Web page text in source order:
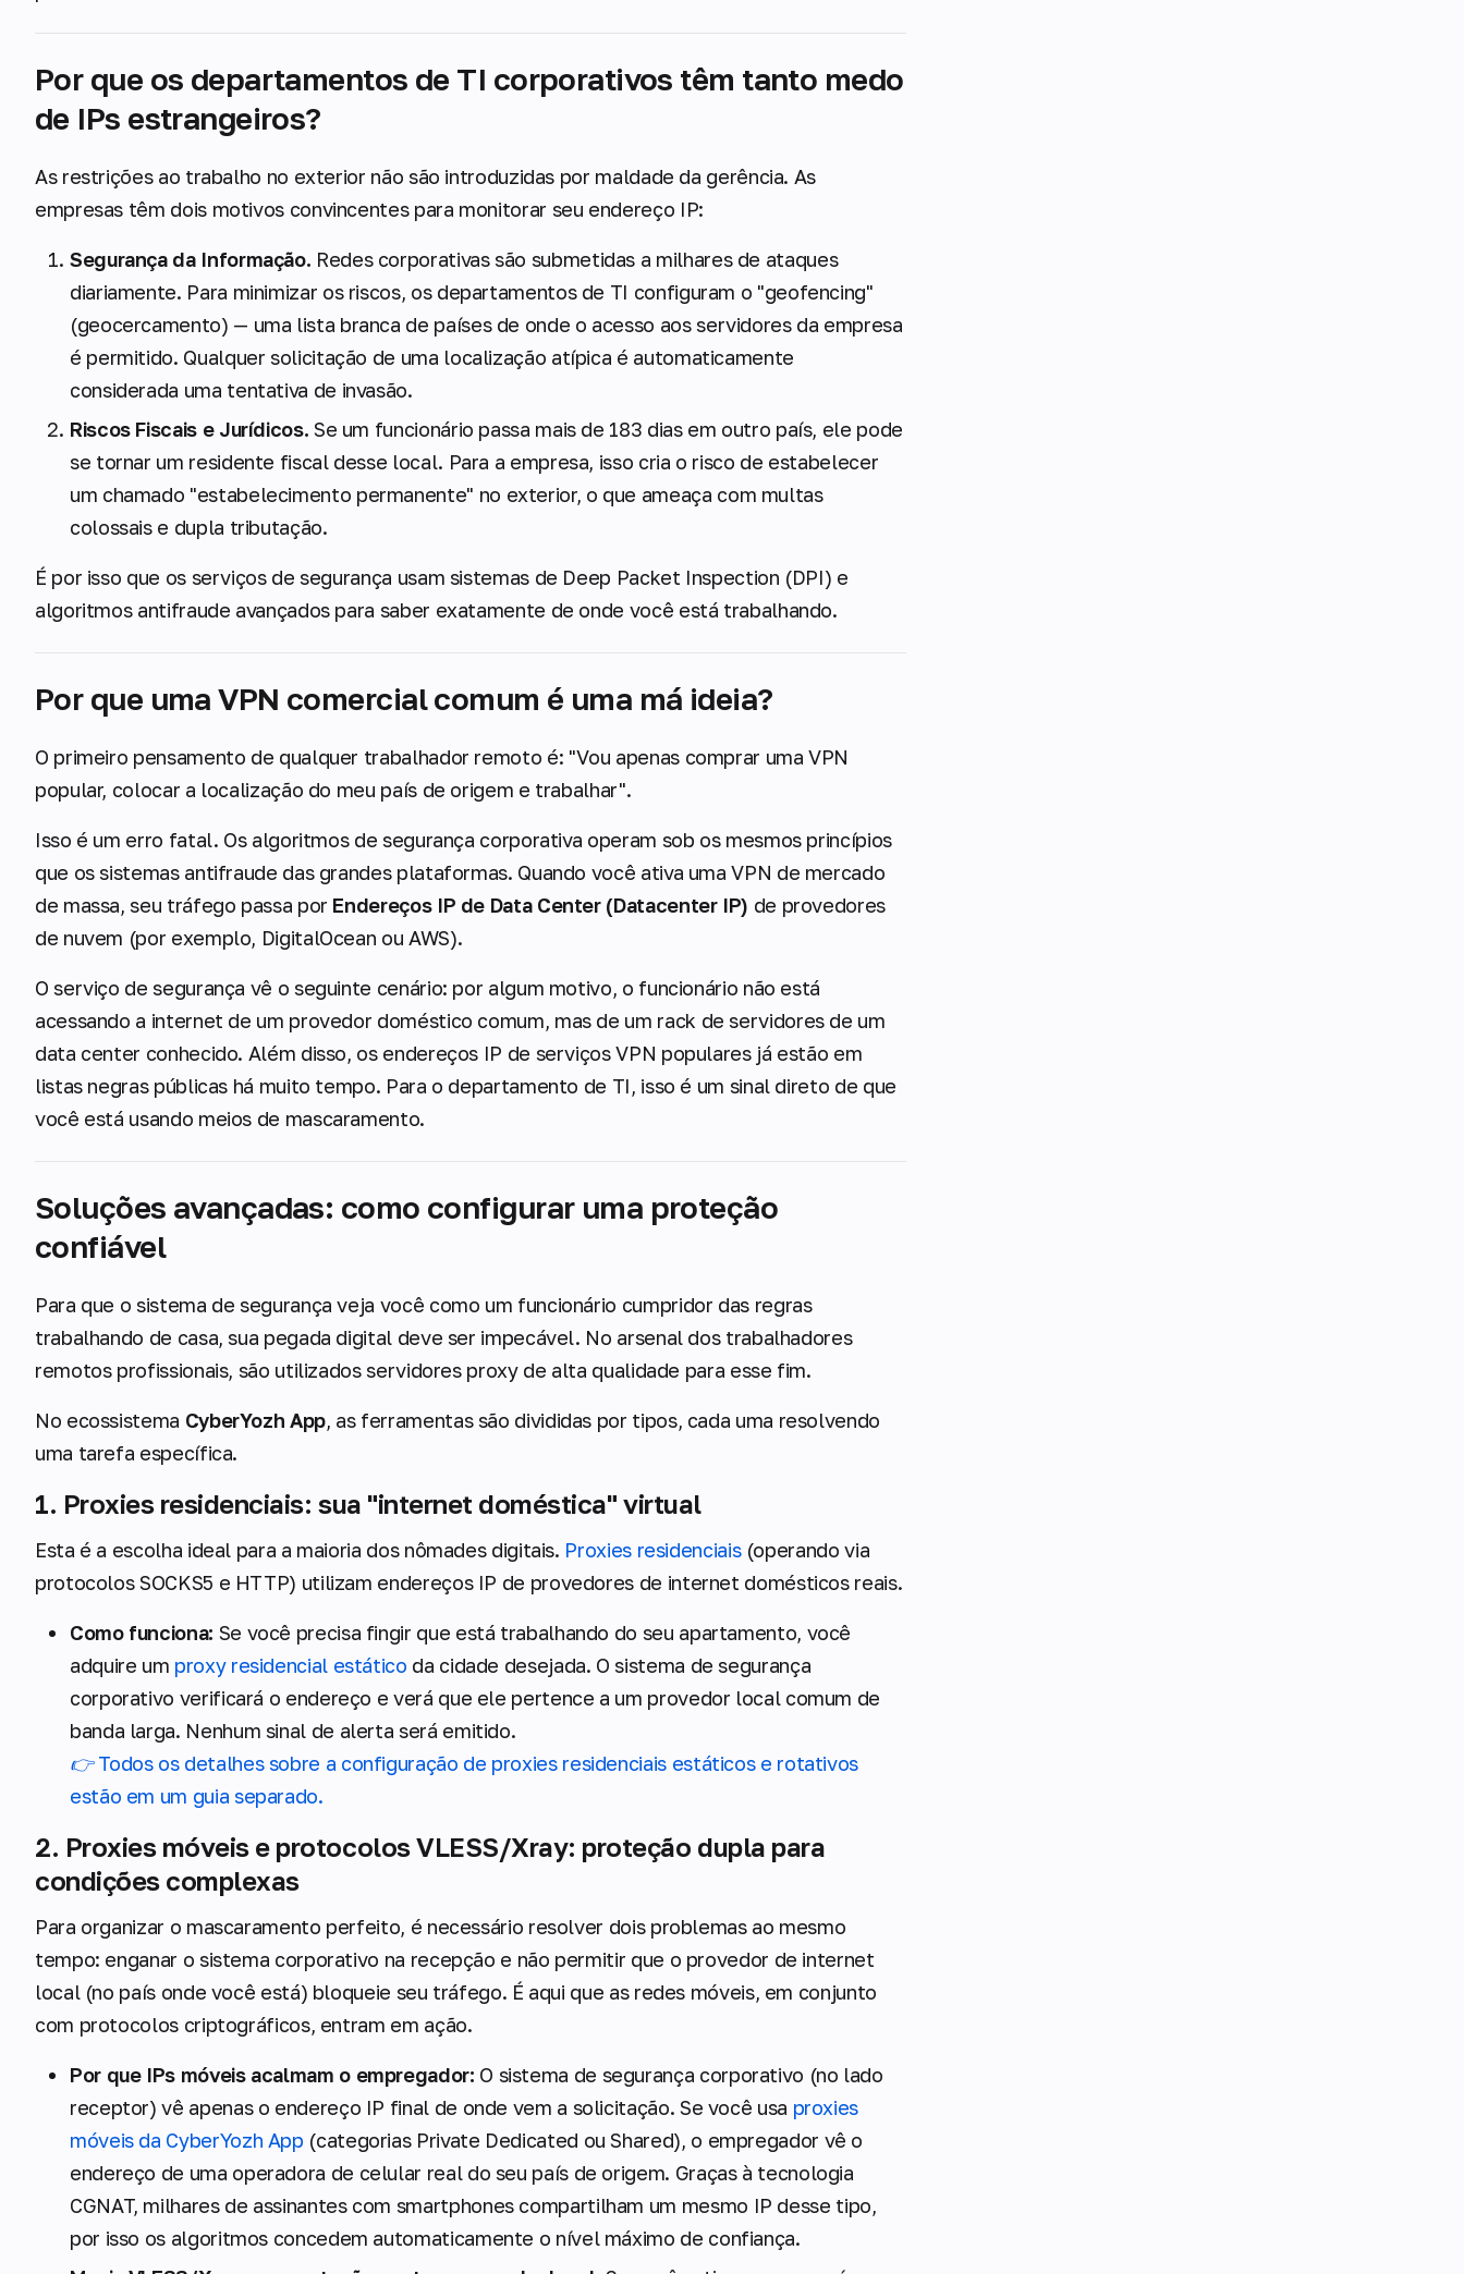
Por que os departamentos de TI corporativos têm tanto medo
de IPs estrangeiros?
As restrições ao trabalho no exterior não são introduzidas por maldade da gerência. As
empresas têm dois motivos convincentes para monitorar seu endereço IP:
Segurança da Informação. Redes corporativas são submetidas a milhares de ataques
diariamente. Para minimizar os riscos, os departamentos de TI configuram o "geofencing"
(geocercamento) — uma lista branca de países de onde o acesso aos servidores da empresa
é permitido. Qualquer solicitação de uma localização atípica é automaticamente
considerada uma tentativa de invasão.
Riscos Fiscais e Jurídicos. Se um funcionário passa mais de 183 dias em outro país, ele pode
se tornar um residente fiscal desse local. Para a empresa, isso cria o risco de estabelecer
um chamado "estabelecimento permanente" no exterior, o que ameaça com multas
colossais e dupla tributação.
É por isso que os serviços de segurança usam sistemas de Deep Packet Inspection (DPI) e
algoritmos antifraude avançados para saber exatamente de onde você está trabalhando.
Por que uma VPN comercial comum é uma má ideia?
O primeiro pensamento de qualquer trabalhador remoto é: "Vou apenas comprar uma VPN
popular, colocar a localização do meu país de origem e trabalhar".
Isso é um erro fatal. Os algoritmos de segurança corporativa operam sob os mesmos princípios
que os sistemas antifraude das grandes plataformas. Quando você ativa uma VPN de mercado
de massa, seu tráfego passa por Endereços IP de Data Center (Datacenter IP) de provedores
de nuvem (por exemplo, DigitalOcean ou AWS).
O serviço de segurança vê o seguinte cenário: por algum motivo, o funcionário não está
acessando a internet de um provedor doméstico comum, mas de um rack de servidores de um
data center conhecido. Além disso, os endereços IP de serviços VPN populares já estão em
listas negras públicas há muito tempo. Para o departamento de TI, isso é um sinal direto de que
você está usando meios de mascaramento.
Soluções avançadas: como configurar uma proteção
confiável
Para que o sistema de segurança veja você como um funcionário cumpridor das regras
trabalhando de casa, sua pegada digital deve ser impecável. No arsenal dos trabalhadores
remotos profissionais, são utilizados servidores proxy de alta qualidade para esse fim.
No ecossistema CyberYozh App, as ferramentas são divididas por tipos, cada uma resolvendo
uma tarefa específica.
1. Proxies residenciais: sua "internet doméstica" virtual
Esta é a escolha ideal para a maioria dos nômades digitais. Proxies residenciais(operando via
protocolos SOCKS5 e HTTP) utilizam endereços IP de provedores de internet domésticos reais.
Como funciona: Se você precisa fingir que está trabalhando do seu apartamento, você
adquire um proxy residencial estático da cidade desejada. O sistema de segurança
corporativo verificará o endereço e verá que ele pertence a um provedor local comum de
banda larga. Nenhum sinal de alerta será emitido.
👉 Todos os detalhes sobre a configuração de proxies residenciais estáticos e rotativos
estão em um guia separado.
2. Proxies móveis e protocolos VLESS/Xray: proteção dupla para
condições complexas
Para organizar o mascaramento perfeito, é necessário resolver dois problemas ao mesmo
tempo: enganar o sistema corporativo na recepção e não permitir que o provedor de internet
local (no país onde você está) bloqueie seu tráfego. É aqui que as redes móveis, em conjunto
com protocolos criptográficos, entram em ação.
Por que IPs móveis acalmam o empregador: O sistema de segurança corporativo (no lado
receptor) vê apenas o endereço IP final de onde vem a solicitação. Se você usa proxies
móveis da CyberYozh App (categorias Private Dedicated ou Shared), o empregador vê o
endereço de uma operadora de celular real do seu país de origem. Graças à tecnologia
CGNAT, milhares de assinantes com smartphones compartilham um mesmo IP desse tipo,
por isso os algoritmos concedem automaticamente o nível máximo de confiança.